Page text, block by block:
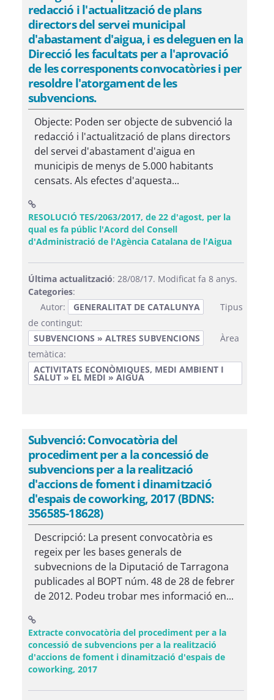
redacció i l'actualització de plans
directors del servei municipal
d'abastament d'aigua, i es deleguen en la
Direcció les facultats per a l'aprovació
de les corresponents convocatòries i per
resoldre l'atorgament de les
subvencions.
Objecte: Poden ser objecte de subvenció la
redacció i l'actualització de plans directors
del servei d'abastament d'aigua en
municipis de menys de 5.000 habitants
censats. Als efectes d'aquesta...
RESOLUCIÓ TES/2063/2017, de 22 d'agost, per la
qual es fa públic l'Acord del Consell
d'Administració de l'Agència Catalana de l'Aigua(Obre
Última actualització: 28/08/17. Modificat fa 8 anys.
Categories:
Autor:
GENERALITAT DE CATALUNYA
Tipus
de contingut:
SUBVENCIONS » ALTRES SUBVENCIONS
Àrea
temàtica:
ACTIVITATS ECONÒMIQUES, MEDI AMBIENT I
SALUT » EL MEDI » AIGUA
Subvenció: Convocatòria del
procediment per a la concessió de
subvencions per a la realització
d'accions de foment i dinamització
d'espais de coworking, 2017 (BDNS:
356585-18628)
Descripció: La present convocatòria es
regeix per les bases generals de
subvecnions de la Diputació de Tarragona
publicades al BOPT núm. 48 de 28 de febrer
de 2012. Podeu trobar mes informació en...
Extracte convocatòria del procediment per a la
concessió de subvencions per a la realització
d'accions de foment i dinamització d'espais de
coworking, 2017(Obre una finestra nova)